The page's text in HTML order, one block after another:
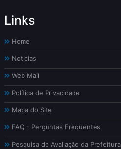
Links
Home
Notícias
Web Mail
Política de Privacidade
Mapa do Site
FAQ - Perguntas Frequentes
Pesquisa de Avaliação da Prefeitura